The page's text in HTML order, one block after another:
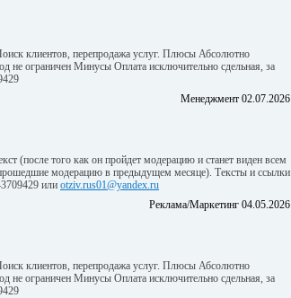
клиентов, перепродажа услуг. Плюсы Абсолютно
ограничен Минусы Оплата исключительно сдельная, за
Менеджмент 02.07.2026
(после того как он пройдет модерацию и станет виден всем
модерацию в предыдущем месяце). Тексты и ссылки
или otziv.rus01@yandex.ru
Реклама/Маркетинг 04.05.2026
клиентов, перепродажа услуг. Плюсы Абсолютно
ограничен Минусы Оплата исключительно сдельная, за